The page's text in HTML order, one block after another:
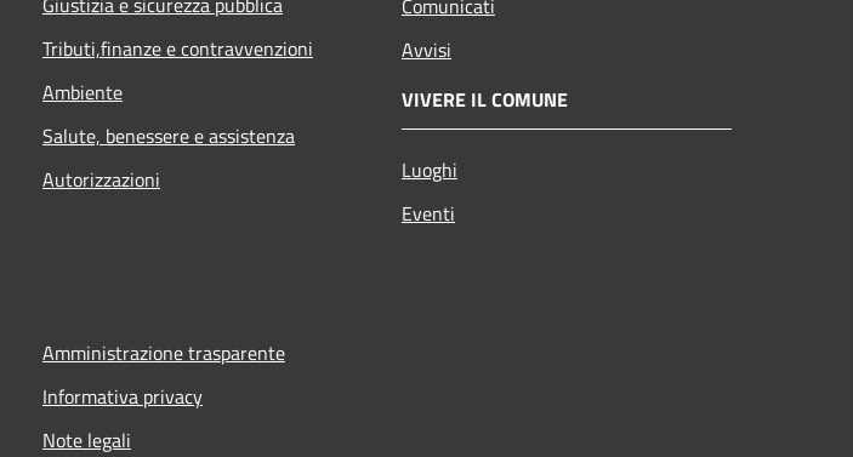
Tributi,finanze e contravvenzioni
Ambiente
Salute, benessere e assistenza
Autorizzazioni
Avvisi
VIVERE IL COMUNE
Luoghi
Eventi
Amministrazione trasparente
Informativa privacy
Note legali